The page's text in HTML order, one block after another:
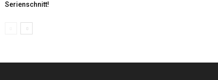
Serienschnitt!